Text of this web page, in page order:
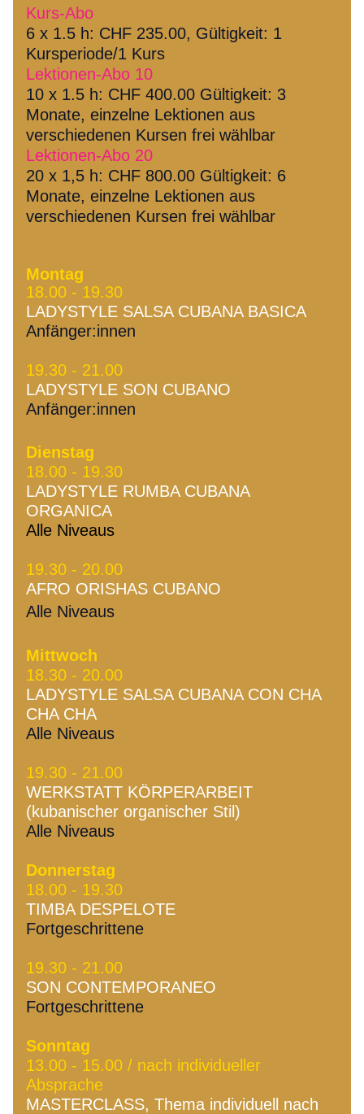
Kurs-Abo
6 x 1.5 h: CHF 235.00, Gültigkeit: 1
Kursperiode/1 Kurs
Lektionen-Abo 10
10 x 1.5 h: CHF 400.00 Gültigkeit: 3
Monate, einzelne Lektionen aus
verschiedenen Kursen frei wählbar
Lektionen-Abo 20
20 x 1,5 h: CHF 800.00 Gültigkeit: 6
Monate, einzelne Lektionen aus
verschiedenen Kursen frei wählbar
Montag
18.00 - 19.30
LADYSTYLE SALSA CUBANA BASICA
Anfänger:innen
19.30 - 21.00
LADYSTYLE SON CUBANO
Anfänger:innen
Dienstag
18.00 - 19.30
LADYSTYLE RUMBA CUBANA
ORGANICA
Alle Niveaus
19.30 - 20.00
AFRO ORISHAS CUBANO
Alle Niveaus
Mittwoch
18.30 - 20.00
LADYSTYLE SALSA CUBANA CON CHA
CHA CHA
Alle Niveaus
19.30 - 21.00
WERKSTATT KÖRPERARBEIT
(kubanischer organischer Stil)
Alle Niveaus
Donnerstag
18.00 - 19.30
TIMBA DESPELOTE
Fortgeschrittene
19.30 - 21.00
SON CONTEMPORANEO
Fortgeschrittene
Sonntag
13.00 - 15.00 / nach individueller
Absprache
MASTERCLASS, Thema individuell nach